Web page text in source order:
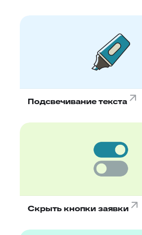
Подсвечивание текста
Скрыть кнопки заявки